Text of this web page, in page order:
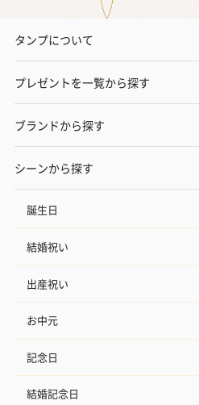
タンプについて
プレゼントを一覧から探す
ブランドから探す
シーンから探す
誕生日
結婚祝い
出産祝い
お中元
記念日
結婚記念日